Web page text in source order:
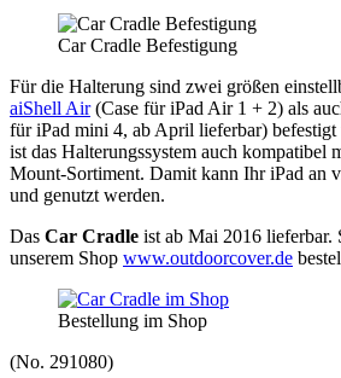
Car Cradle Befestigung
Für die Halterung sind zwei größen
aiShell Air(Case für iPad Air 1 + 2) als
für iPad mini 4, ab April lieferbar)
ist das Halterungssystem auch kompatibel
Mount-Sortiment. Damit kann Ihr iPad an
und genutzt werden.
Das Car Cradle ist ab Mai 2016 lieferbar.
unserem Shop www.outdoorcover.de
Bestellung im Shop
(No. 291080)